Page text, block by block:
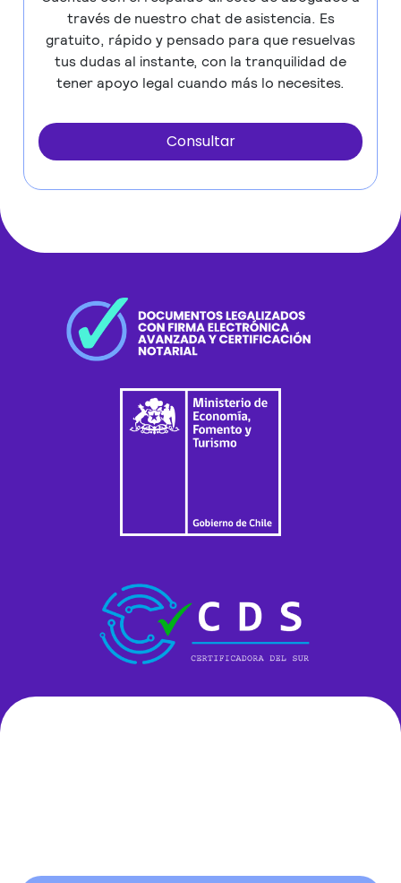
través de nuestro chat de asistencia. Es
gratuito, rápido y pensado para que resuelvas
tus dudas al instante, con la tranquilidad de
tener apoyo legal cuando más lo necesites.
Consultar